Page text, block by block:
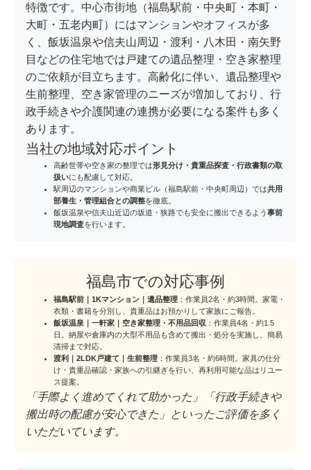
特徴です。中心市街地（福島駅前・中央町・本町・
大町・五老内町）にはマンションやオフィスが多
く、飯坂温泉や信夫山周辺・渡利・八木田・南矢野
目などの住宅地では戸建ての遺品整理・空き家整理
のご依頼が目立ちます。高齢化に伴い、遺品整理や
生前整理、空き家管理のニーズが増加しており、行
政手続きや介護関連の連携が必要になる案件も多く
あります。
当社の地域対応ポイント
高齢世帯や空き家の整理では形見分け・貴重品探査・行政書類の取
扱いにも配慮して対応。
駅周辺のマンションや商業ビル（福島駅前・中央町周辺）では共用
部養生・管理組合との調整を徹底。
飯坂温泉や信夫山近辺の坂道・狭路でも安全に搬出できるよう 事前
現地調査を行います。
福島市での対応事例
福島駅前｜1Kマンション｜遺品整理 ：作業員2名・約3時間。家電・
衣類・書籍を分別し、貴重品はお預かりして家族にご報告。
飯坂温泉｜一軒家｜空き家整理・不用品回収 ：作業員4名・約1.5
日。納屋や倉庫内の大型不用品も含めて搬出・処分を実施し、簡易
清掃まで対応。
渡利｜2LDK戸建て｜生前整理 ：作業員3名・約6時間。家具の仕分
け・貴重品確認・家族への引継ぎを行い、再利用可能な品はリユー
ス提案。
「手際よく進めてくれて助かった」「行政手続きや
搬出時の配慮が安心できた」といったご評価を多く
いただいています。